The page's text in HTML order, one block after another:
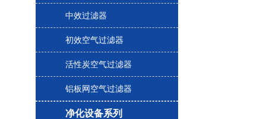
中效过滤器
初效空气过滤器
活性炭空气过滤器
铝板网空气过滤器
净化设备系列